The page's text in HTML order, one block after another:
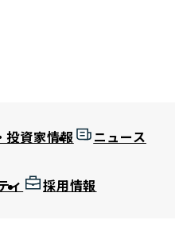
投資家情報 ニュース
ィ 採用情報